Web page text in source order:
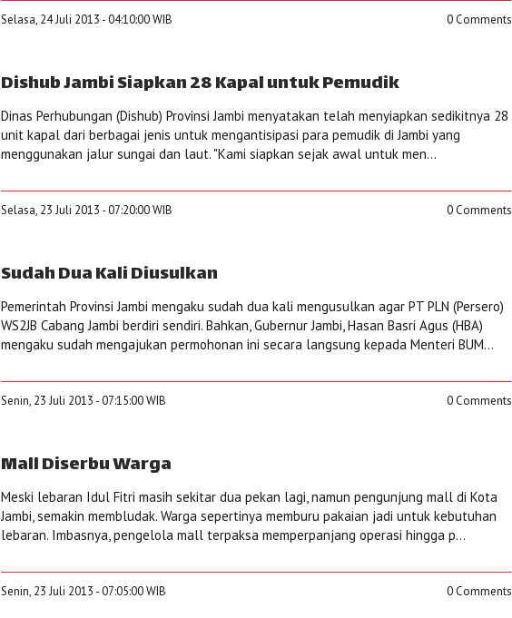
Selasa, 24 Juli 2013 - 04:10:00 WIB 0 Comments
Dishub Jambi Siapkan 28 Kapal untuk Pemudik
Dinas Perhubungan (Dishub) Provinsi Jambi menyatakan telah menyiapkan sedikitnya 28
unit kapal dari berbagai jenis untuk mengantisipasi para pemudik di Jambi yang
menggunakan jalur sungai dan laut. "Kami siapkan sejak awal untuk men...
Selasa, 23 Juli 2013 - 07:20:00 WIB 0 Comments
Sudah Dua Kali Diusulkan
Pemerintah Provinsi Jambi mengaku sudah dua kali mengusulkan agar PT PLN (Persero)
WS2JB Cabang Jambi berdiri sendiri. Bahkan, Gubernur Jambi, Hasan Basri Agus (HBA)
mengaku sudah mengajukan permohonan ini secara langsung kepada Menteri BUM...
Senin, 23 Juli 2013 - 07:15:00 WIB 0 Comments
Mall Diserbu Warga
Meski lebaran Idul Fitri masih sekitar dua pekan lagi, namun pengunjung mall di Kota
Jambi, semakin membludak. Warga sepertinya memburu pakaian jadi untuk kebutuhan
lebaran. Imbasnya, pengelola mall terpaksa memperpanjang operasi hingga p...
Senin, 23 Juli 2013 - 07:05:00 WIB 0 Comments